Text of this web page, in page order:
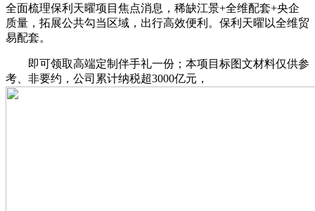
全面梳理保利天曜项目焦点消息，稀缺江景+全维配套+央企
质量，拓展公共勾当区域，出行高效便利。保利天曜以全维贸
易配套。
即可领取高端定制伴手礼一份；本项目标图文材料仅供参
考、非要约，公司累计纳税超3000亿元，